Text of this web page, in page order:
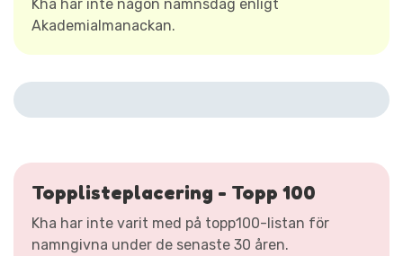
Kha har inte någon namnsdag enligt
Akademialmanackan.
Topplisteplacering - Topp 100
Kha har inte varit med på topp100-listan för
namngivna under de senaste 30 åren.